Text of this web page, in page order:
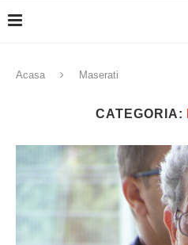
Acasa Maserati
CATEGORIA: